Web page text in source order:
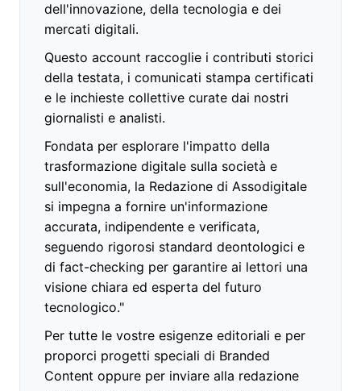
dell'innovazione, della tecnologia e dei
mercati digitali.
Questo account raccoglie i contributi storici
della testata, i comunicati stampa certificati
e le inchieste collettive curate dai nostri
giornalisti e analisti.
Fondata per esplorare l'impatto della
trasformazione digitale sulla società e
sull'economia, la Redazione di Assodigitale
si impegna a fornire un'informazione
accurata, indipendente e verificata,
seguendo rigorosi standard deontologici e
di fact-checking per garantire ai lettori una
visione chiara ed esperta del futuro
tecnologico."
Per tutte le vostre esigenze editoriali e per
proporci progetti speciali di Branded
Content oppure per inviare alla redazione